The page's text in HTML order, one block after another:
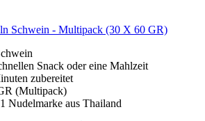
Schwein - Multipack (30 X 60 GR)
Snack oder eine Mahlzeit
zubereitet
(Multipack)
Nudelmarke aus Thailand